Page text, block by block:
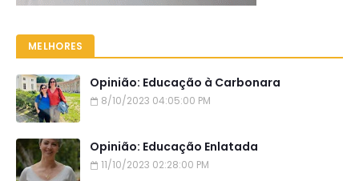
MELHORES
Opinião: Educação à Carbonara
8/10/2023 04:05:00 PM
Opinião: Educação Enlatada
11/10/2023 02:28:00 PM